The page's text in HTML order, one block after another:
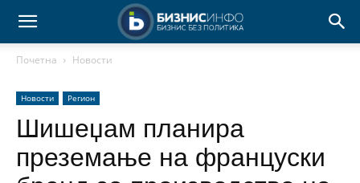
Почетна Новости
Новости Регион
Шишеџам планира
преземање на француски